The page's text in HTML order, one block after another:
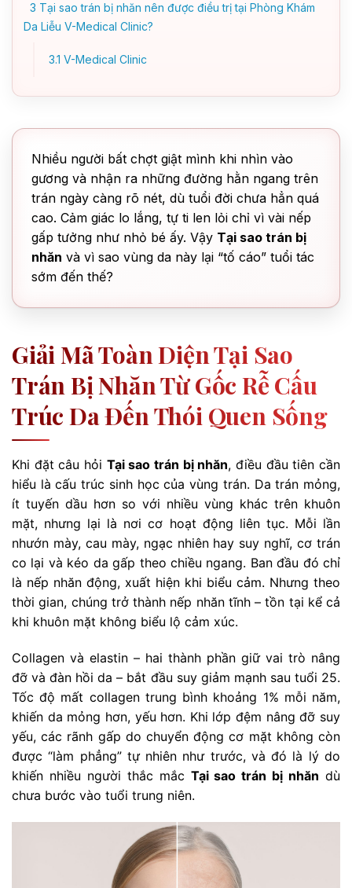
3 Tại sao trán bị nhăn nên được điều trị tại Phòng Khám
Da Liễu V-Medical Clinic?
3.1 V-Medical Clinic
Nhiều người bất chợt giật mình khi nhìn vào
gương và nhận ra những đường hằn ngang trên
trán ngày càng rõ nét, dù tuổi đời chưa hẳn quá
cao. Cảm giác lo lắng, tự ti len lỏi chỉ vì vài nếp
gấp tưởng như nhỏ bé ấy. Vậy Tại sao trán bị
nhăn và vì sao vùng da này lại “tố cáo” tuổi tác
sớm đến thế?
Giải Mã Toàn Diện Tại Sao
Trán Bị Nhăn Từ Gốc Rễ Cấu
Trúc Da Đến Thói Quen Sống
Khi đặt câu hỏi Tại sao trán bị nhăn, điều đầu tiên cần
hiểu là cấu trúc sinh học của vùng trán. Da trán mỏng,
ít tuyến dầu hơn so với nhiều vùng khác trên khuôn
mặt, nhưng lại là nơi cơ hoạt động liên tục. Mỗi lần
nhướn mày, cau mày, ngạc nhiên hay suy nghĩ, cơ trán
co lại và kéo da gấp theo chiều ngang. Ban đầu đó chỉ
là nếp nhăn động, xuất hiện khi biểu cảm. Nhưng theo
thời gian, chúng trở thành nếp nhăn tĩnh – tồn tại kể cả
khi khuôn mặt không biểu lộ cảm xúc.
Collagen và elastin – hai thành phần giữ vai trò nâng
đỡ và đàn hồi da – bắt đầu suy giảm mạnh sau tuổi 25.
Tốc độ mất collagen trung bình khoảng 1% mỗi năm,
khiến da mỏng hơn, yếu hơn. Khi lớp đệm nâng đỡ suy
yếu, các rãnh gấp do chuyển động cơ mặt không còn
được “làm phẳng” tự nhiên như trước, và đó là lý do
khiến nhiều người thắc mắc Tại sao trán bị nhăn dù
chưa bước vào tuổi trung niên.